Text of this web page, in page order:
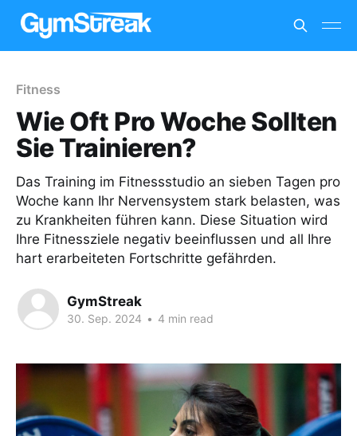
Fitness
Wie Oft Pro Woche Sollten
Sie Trainieren?
Das Training im Fitnessstudio an sieben Tagen pro
Woche kann Ihr Nervensystem stark belasten, was
zu Krankheiten führen kann. Diese Situation wird
Ihre Fitnessziele negativ beeinflussen und all Ihre
hart erarbeiteten Fortschritte gefährden.
GymStreak
30. Sep. 2024 • 4 min read